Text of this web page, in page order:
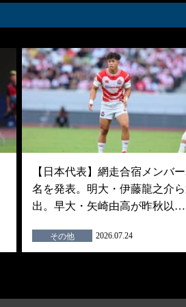
【日本代表】網走合宿メンバ
名を発表。明大・伊藤龍之介
出。早大・矢崎由高が昨秋以…
その他 2026.07.24